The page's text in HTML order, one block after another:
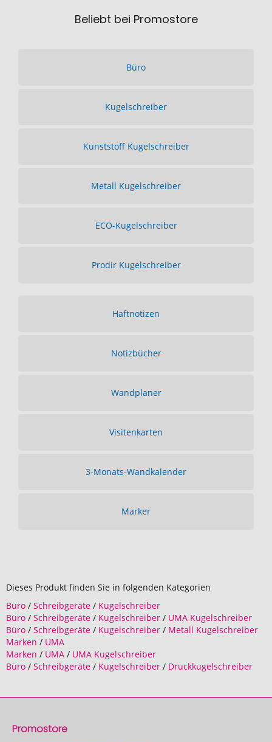
Beliebt bei Promostore
Büro
Kugelschreiber
Kunststoff Kugelschreiber
Metall Kugelschreiber
ECO-Kugelschreiber
Prodir Kugelschreiber
Haftnotizen
Notizbücher
Wandplaner
Visitenkarten
3-Monats-Wandkalender
Marker
Dieses Produkt finden Sie in folgenden Kategorien
Büro / Schreibgeräte / Kugelschreiber
Büro / Schreibgeräte / Kugelschreiber / UMA Kugelschreiber
Büro / Schreibgeräte / Kugelschreiber / Metall Kugelschreiber
Marken / UMA
Marken / UMA / UMA Kugelschreiber
Büro / Schreibgeräte / Kugelschreiber / Druckkugelschreiber
Promostore